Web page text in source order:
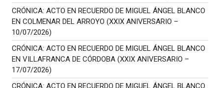
CRÓNICA: ACTO EN RECUERDO DE MIGUEL ÁNGEL BLANCO
EN COLMENAR DEL ARROYO (XXIX ANIVERSARIO –
10/07/2026)
CRÓNICA: ACTO EN RECUERDO DE MIGUEL ÁNGEL BLANCO
EN VILLAFRANCA DE CÓRDOBA (XXIX ANIVERSARIO –
17/07/2026)
CRÓNICA: ACTO EN RECUERDO DE MIGUEL ÁNGEL BLANCO